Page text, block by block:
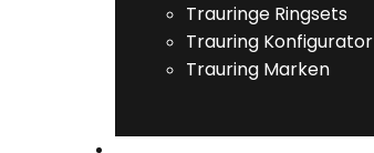
Trauringe Ringsets
Trauring Konfigurator
Trauring Marken